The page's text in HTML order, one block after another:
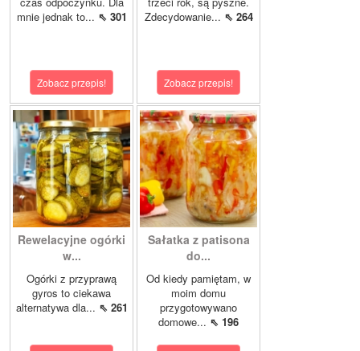
mnie jednak to... ⇖ 301
Zobacz przepis!
Zdecydowanie... ⇖ 264
Zobacz przepis!
Rewelacyjne ogórki
w...
Ogórki z przyprawą
gyros to ciekawa
alternatywa dla... ⇖ 261
Sałatka z patisona
do...
Od kiedy pamiętam, w
moim domu
przygotowywano
domowe... ⇖ 196